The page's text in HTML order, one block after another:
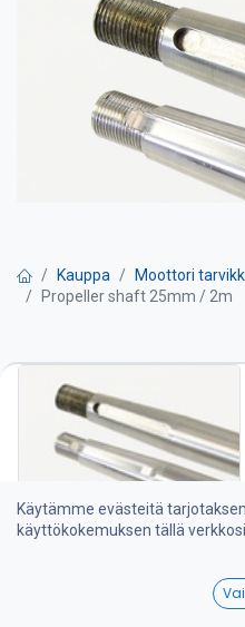
Kauppa
Moottori
Propeller shaft 25mm / 2m
Propeller shaft
Potkuriakselit toimitamme
mukaisesti kartion ollessa
pyöräteräs 1.4460 (AISI329).
mutterin.
514,34€
Käytämme evästeitä
käyttökokemuksen tällä